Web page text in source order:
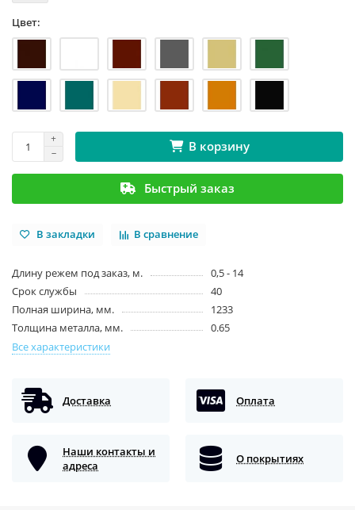
Цвет:
В корзину
Быстрый заказ
В закладки В сравнение
Длину режем под заказ, м.
0,5 - 14
Срок службы
40
Полная ширина, мм.
1233
Толщина металла, мм.
0.65
Все характеристики
Доставка Оплата
Наши контакты и
адреса
О покрытиях